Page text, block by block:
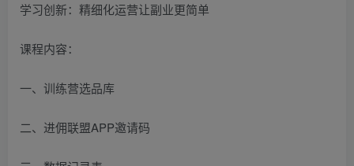
学习创新：精细化运营让副业更简单
课程内容：
一、训练营选品库
二、进佣联盟APP邀请码